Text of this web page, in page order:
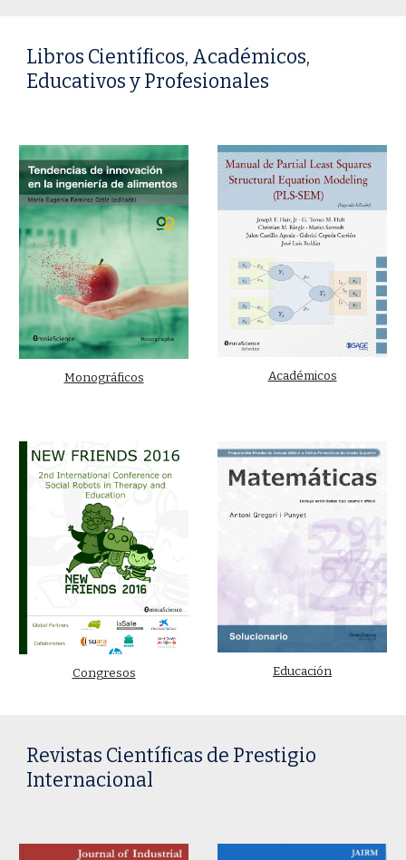
Libros Científicos, Académicos,
Educativos y Profesionales
Monográficos Académicos
Congresos Educación
Revistas Científicas de Prestigio
Internacional